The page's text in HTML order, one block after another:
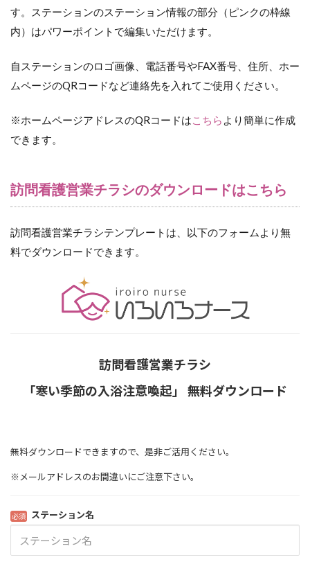
す。ステーションのステーション情報の部分（ピンクの枠線
内）はパワーポイントで編集いただけます。
自ステーションのロゴ画像、電話番号やFAX番号、住所、ホー
ムページのQRコードなど連絡先を入れてご使用ください。
※ホームページアドレスのQRコードはこちら より簡単に作成
できます。
訪問看護営業チラシのダウンロードはこちら
訪問看護営業チラシテンプレートは、以下のフォームより無
料でダウンロードできます。